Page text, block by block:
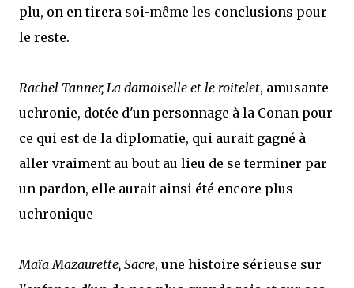
plu, on en tirera soi-même les conclusions pour
le reste.
Rachel Tanner, La damoiselle et le roitelet, amusante
uchronie, dotée d'un personnage à la Conan pour
ce qui est de la diplomatie, qui aurait gagné à
aller vraiment au bout au lieu de se terminer par
un pardon, elle aurait ainsi été encore plus
uchronique
Maïa Mazaurette, Sacre, une histoire sérieuse sur